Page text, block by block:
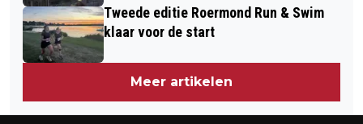
Tweede editie Roermond Run & Swim
klaar voor de start
Meer artikelen